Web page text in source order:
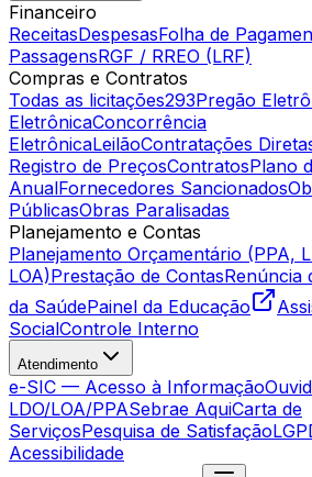
Financeiro
ReceitasDespesasFolha de
PassagensRGF / RREO (LRF)
Compras e Contratos
Todas as licitações293Pregão
EletrônicaConcorrência
EletrônicaLeilãoContratações
Registro de PreçosContratosPlano
AnualFornecedores Sancionados
PúblicasObras Paralisadas
Planejamento e Contas
Planejamento Orçamentário (PPA,
LOA)Prestação de ContasRenúncia
da SaúdePainel da Educação
SocialControle Interno
Atendimento
e-SIC — Acesso à Informação
LDO/LOA/PPASebrae AquiCarta de
ServiçosPesquisa de Satisfação
Acessibilidade